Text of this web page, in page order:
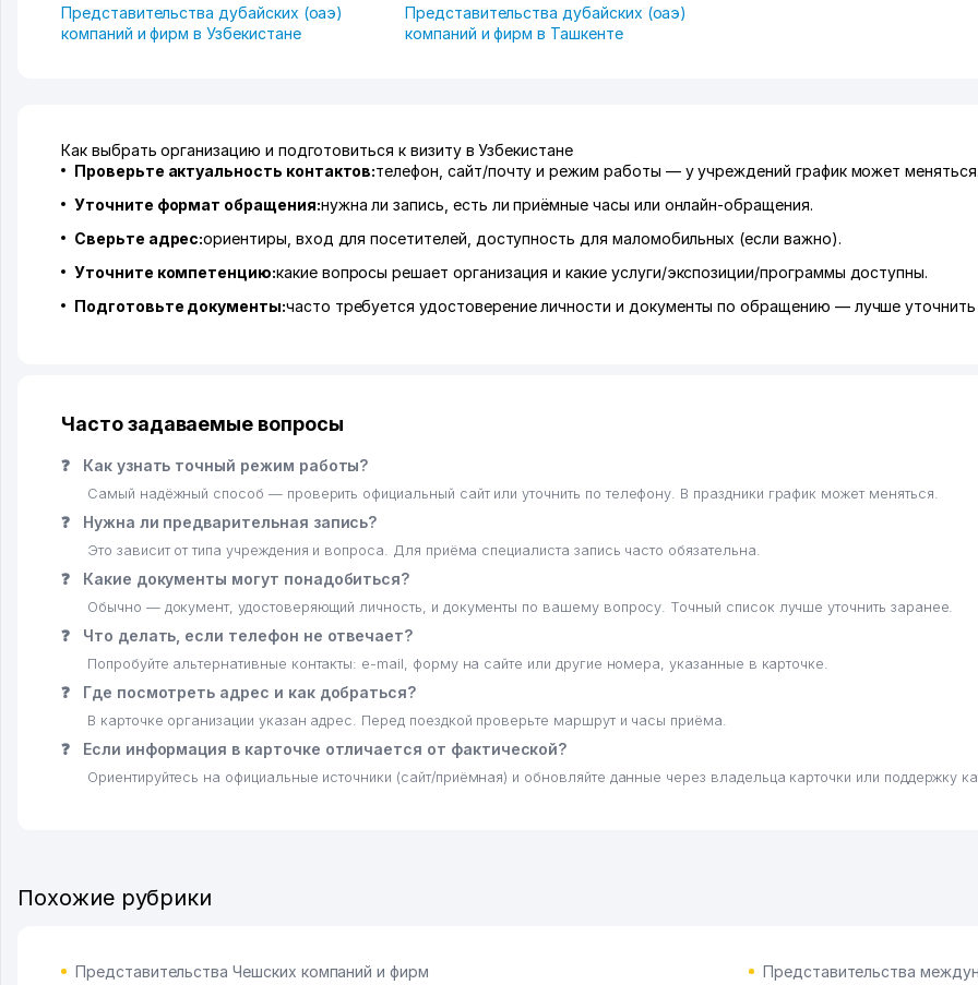
Представительства дубайских (оаэ)
компаний и фирм в Узбекистане
Представительства дубайских (оаэ)
компаний и фирм в Ташкенте
Как выбрать организацию и подготовиться к визиту в Узбекистане
Проверьте актуальность контактов:телефон, сайт/почту и режим работы — у учреждений график может
Уточните формат обращения:нужна ли запись, есть ли приёмные часы или онлайн-обращения.
Сверьте адрес:ориентиры, вход для посетителей, доступность для маломобильных (если важно).
Уточните компетенцию:какие вопросы решает организация и какие услуги/экспозиции/программы доступны.
Подготовьте документы:часто требуется удостоверение личности и документы по обращению — лучше уточнить
Часто задаваемые вопросы
❓ Как узнать точный режим работы?
Самый надёжный способ — проверить официальный сайт или уточнить по телефону. В праздники график может меняться.
❓ Нужна ли предварительная запись?
Это зависит от типа учреждения и вопроса. Для приёма специалиста запись часто обязательна.
❓ Какие документы могут понадобиться?
Обычно — документ, удостоверяющий личность, и документы по вашему вопросу. Точный список лучше уточнить заранее.
❓ Что делать, если телефон не отвечает?
Попробуйте альтернативные контакты: e-mail, форму на сайте или другие номера, указанные в карточке.
❓ Где посмотреть адрес и как добраться?
В карточке организации указан адрес. Перед поездкой проверьте маршрут и часы приёма.
❓ Если информация в карточке отличается от фактической?
Ориентируйтесь на официальные источники (сайт/приёмная) и обновляйте данные через владельца карточки или поддержку
Похожие рубрики
Представительства Чешских компаний и фирм
Представительства